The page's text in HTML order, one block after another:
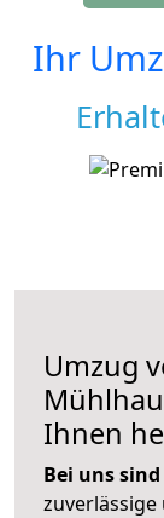
Ihr
Umzug
Ihnen
Bei uns